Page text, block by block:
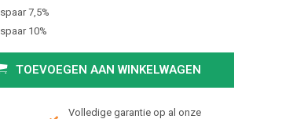
7,5%
10%
TOEVOEGEN AAN WINKELWAGEN
Volledige garantie op al onze